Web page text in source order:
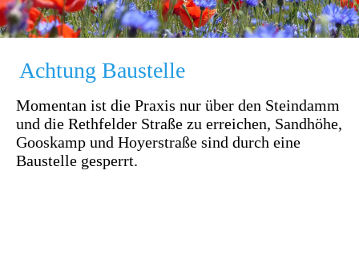
Achtung Baustelle
Momentan ist die Praxis nur über den Steindamm
und die Rethfelder Straße zu erreichen, Sandhöhe,
Gooskamp und Hoyerstraße sind durch eine
Baustelle gesperrt.